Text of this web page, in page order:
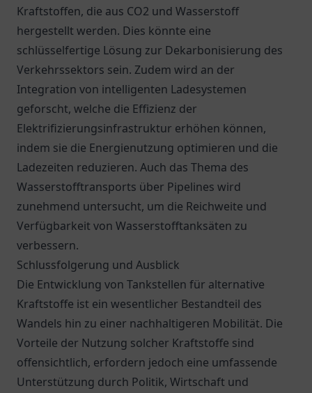
Kraftstoffen, die aus CO2 und Wasserstoff
hergestellt werden. Dies könnte eine
schlüsselfertige Lösung zur Dekarbonisierung des
Verkehrssektors sein. Zudem wird an der
Integration von intelligenten Ladesystemen
geforscht, welche die Effizienz der
Elektrifizierungsinfrastruktur erhöhen können,
indem sie die Energienutzung optimieren und die
Ladezeiten reduzieren. Auch das Thema des
Wasserstofftransports über Pipelines wird
zunehmend untersucht, um die Reichweite und
Verfügbarkeit von Wasserstofftanksäten zu
verbessern.
Schlussfolgerung und Ausblick
Die Entwicklung von Tankstellen für alternative
Kraftstoffe ist ein wesentlicher Bestandteil des
Wandels hin zu einer nachhaltigeren Mobilität. Die
Vorteile der Nutzung solcher Kraftstoffe sind
offensichtlich, erfordern jedoch eine umfassende
Unterstützung durch Politik, Wirtschaft und